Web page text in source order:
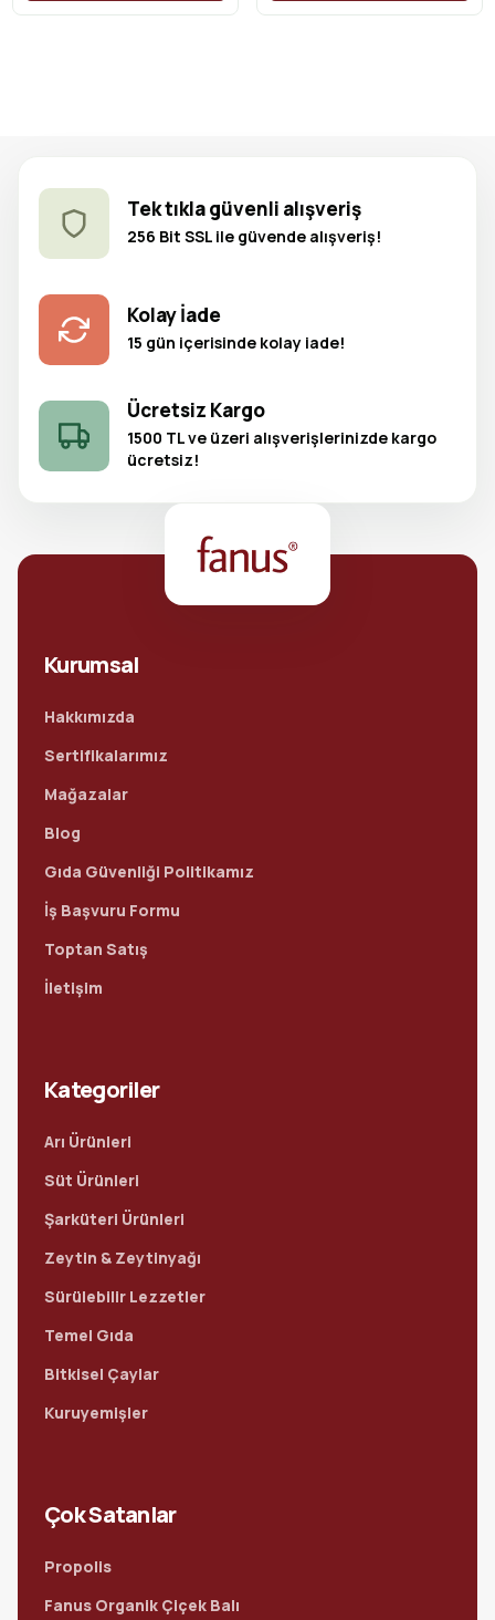
Tek tıkla güvenli alışveriş
256 Bit SSL ile güvende alışveriş!
Kolay İade
15 gün içerisinde kolay iade!
Ücretsiz Kargo
1500 TL ve üzeri alışverişlerinizde kargo
ücretsiz!
Kurumsal
Hakkımızda
Sertifikalarımız
Mağazalar
Blog
Gıda Güvenliği Politikamız
İş Başvuru Formu
Toptan Satış
İletişim
Kategoriler
Arı Ürünleri
Süt Ürünleri
Şarküteri Ürünleri
Zeytin & Zeytinyağı
Sürülebilir Lezzetler
Temel Gıda
Bitkisel Çaylar
Kuruyemişler
Çok Satanlar
Propolis
Fanus Organik Çiçek Balı